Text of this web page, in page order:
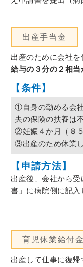
出産手当金
出産のために会社
給与の３分の２相当
【条件】
①自身の勤める会
夫の保険の扶養は不
②妊娠４か月（８
③出産のため休業
【申請方法】
出産後、会社から
書」に病院側に記入
育児休業給付金
出産して仕事に復